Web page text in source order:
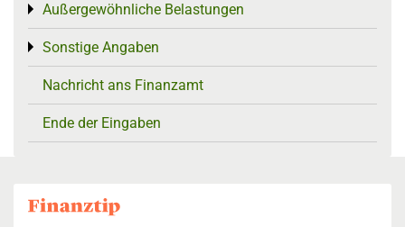
Außergewöhnliche Belastungen
Toggle menu
Sonstige Angaben
Toggle menu
Nachricht ans Finanzamt
Ende der Eingaben